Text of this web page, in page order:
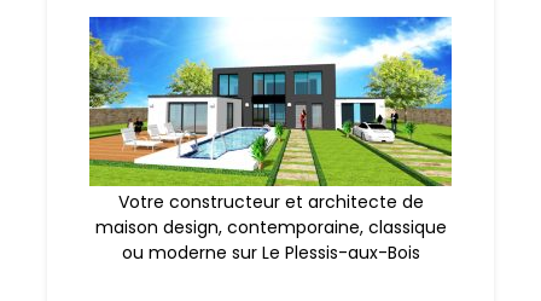
Votre constructeur et architecte de
maison design, contemporaine, classique
ou moderne sur Le Plessis-aux-Bois